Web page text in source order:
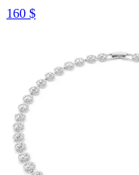
160 $